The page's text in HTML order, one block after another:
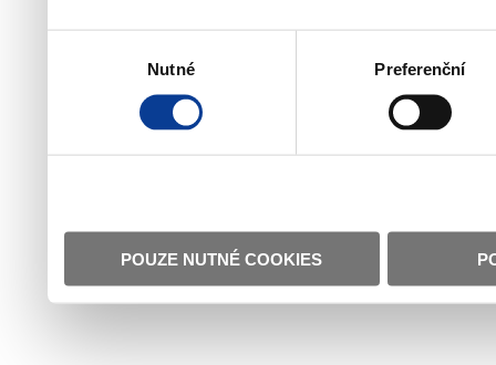
Nutné Preferenční
POUZE NUTNÉ COOKIES